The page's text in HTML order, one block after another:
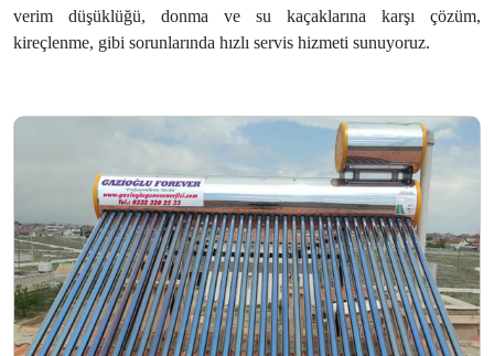
verim düşüklüğü, donma ve su kaçaklarına karşı çözüm,
kireçlenme, gibi sorunlarında hızlı servis hizmeti sunuyoruz.